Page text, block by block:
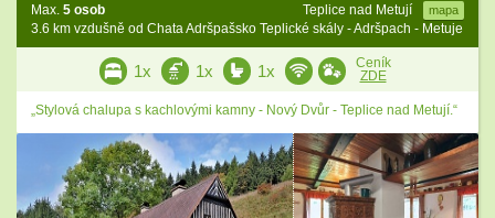
Teplice nad Metují mapa
Max. 5 osob
3.6 km vzdušně od Chata Adršpašsko Teplické skály - Adršpach - Metuje
1x 1x 1x
Ceník
ZDE
„Stylová chalupa s kachlovými kamny - Nový Dvůr - Teplice nad Metují.“